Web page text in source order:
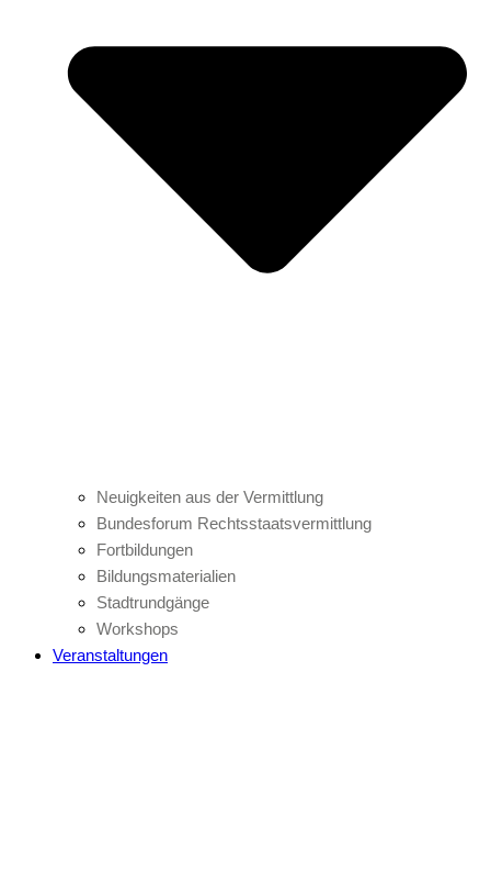
Neuigkeiten aus der Vermittlung
Bundesforum Rechtsstaatsvermittlung
Fortbildungen
Bildungsmaterialien
Stadtrundgänge
Workshops
Veranstaltungen